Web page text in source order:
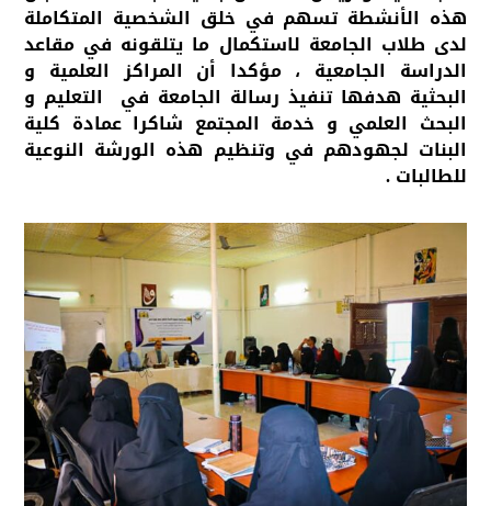
هذه الأنشطة تسهم في خلق الشخصية المتكاملة
لدى طلاب الجامعة لاستكمال ما يتلقونه في مقاعد
الدراسة الجامعية ، مؤكدا أن المراكز العلمية و
البحثية هدفها تنفيذ رسالة الجامعة في التعليم و
البحث العلمي و خدمة المجتمع شاكرا عمادة كلية
البنات لجهودهم في وتنظيم هذه الورشة النوعية
للطالبات .